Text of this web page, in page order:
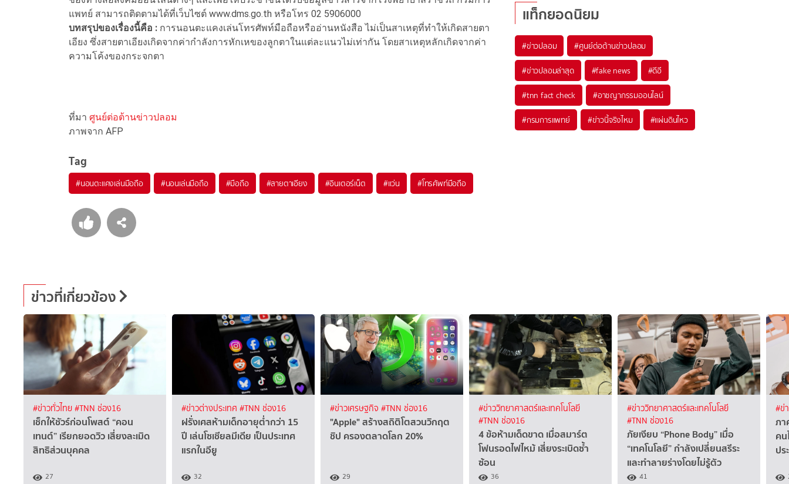
แพทย์ สามารถติดตามได้ที่เว็บไซต์ www.dms.go.th หรือโทร 02 5906000
บทสรุปของเรื่องนี้คือ : การนอนตะแคงเล่นโทรศัพท์มือถือหรืออ่านหนังสือ ไม่เป็นสาเหตุที่ทำให้เกิดสายตา
เอียง ซึ่งสายตาเอียงเกิดจากค่ากำลังการหักเหของลูกตาในแต่ละแนวไม่เท่ากัน โดยสาเหตุหลักเกิดจากค่า
ความโค้งของกระจกตา
ที่มา ศูนย์ต่อต้านข่าวปลอม
ภาพจาก AFP
Tag
#นอนตะแคงเล่นมือถือ #นอนเล่นมือถือ #มือถือ #สายตาเอียง #อินเตอร์เน็ต #แว่น #โทรศัพท์มือถือ
แท็กยอดนิยม
#ข่าวปลอม #ศูนย์ต่อต้านข่าวปลอม
#ข่าวปลอมล่าสุด #fake news #ดีอี
#tnn fact check #อาชญากรรมออนไลน์
#กรมการแพทย์ #ข่าวนี้จริงไหม #แผ่นดินไหว
ข่าวที่เกี่ยวข้อง
#ข่าวทั่วไทย#TNN ช่อง16
เช็กให้ชัวร์ก่อนโพสต์ “คอน
เทนต์” เรียกยอดวิว เสี่ยงละเมิด
สิทธิส่วนบุคคล
27
#ข่าวต่างประเทศ #TNN ช่อง16
ฝรั่งเศสห้ามเด็กอายุต่ำกว่า 15
ปี เล่นโซเชียลมีเดีย เป็นประเทศ
แรกในอียู
32
#ข่าวเศรษฐกิจ #TNN ช่อง16
"Apple" สร้างสถิติโตสวนวิกฤต
ชิป ครองตลาดโลก 20%
29
#ข่าววิทยาศาสตร์และเทคโนโลยี
#TNN ช่อง16
4 ข้อห้ามเด็ดขาด เมื่อสมาร์ต
โฟนรอดไฟไหม้ เสี่ยงระเบิดซ้ำ
ซ้อน
36
#ข่าววิทยาศาสตร์และเทคโนโลยี
#TNN ช่อง16
ภัยเงียบ “Phone Body” เมื่อ
“เทคโนโลยี” กำลังเปลี่ยนสรีระ
และทำลายร่างโดยไม่รู้ตัว
41
#ข่
ภา
ค
ปร